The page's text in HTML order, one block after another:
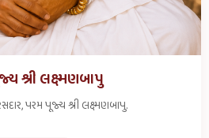
શ્રી લક્ષ્મણબાપુ
પરમ પૂજ્ય શ્રી લક્ષ્મણબાપુ.
સાંજે ૭:૦૦